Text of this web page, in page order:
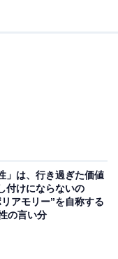
」は、行き過ぎた価値
付けにならないの
アモリー”を自称する
の言い分